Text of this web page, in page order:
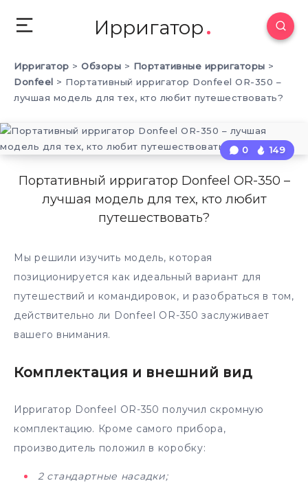
Ирригатор
Ирригатор > Обзоры > Портативные ирригаторы >
Donfeel > Портативный ирригатор Donfeel OR-350 –
лучшая модель для тех, кто любит путешествовать?
Портативный ирригатор Donfeel OR-350 –
лучшая модель для тех, кто любит
путешествовать?
0 149
Мы решили изучить модель, которая
позиционируется как идеальный вариант для
путешествий и командировок, и разобраться в том,
действительно ли Donfeel OR-350 заслуживает
вашего внимания.
Комплектация и внешний вид
Ирригатор Donfeel OR-350 получил скромную
комплектацию. Кроме самого прибора,
производитель положил в коробку:
2 стандартные насадки;